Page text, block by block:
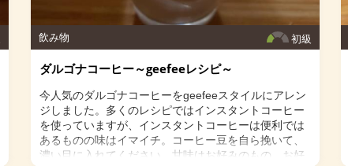
１．スイカはざく切りにして種を取り、冷凍庫で２～
２．スイカ、ミント、レモン果汁をミキサーに入れて
攪拌する。ミキサーが回らない場合は少し水を足す。
甘味が足りない場合はお好みでオリゴ糖を加える。
３．グラスに注いでできあがり。お好みでグラスの縁
にレモン果汁を塗り、塩をつけても美味しく頂けま
す。
初級
飲み物
ダルゴナコーヒー～geefeeレシピ～
今人気のダルゴナコーヒーをgeefeeスタイルにアレン
ジしました。多くのレシピではインスタントコーヒー
を使っていますが、インスタントコーヒーは便利では
あるものの味はイマイチ。コーヒー豆を自ら挽いて、
濃い目に入れてください。甘味はお好みのもの、お好